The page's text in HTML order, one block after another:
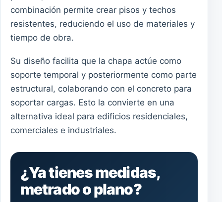
combinación permite crear pisos y techos
resistentes, reduciendo el uso de materiales y
tiempo de obra.
Su diseño facilita que la chapa actúe como
soporte temporal y posteriormente como parte
estructural, colaborando con el concreto para
soportar cargas. Esto la convierte en una
alternativa ideal para edificios residenciales,
comerciales e industriales.
¿Ya tienes medidas,
metrado o plano?